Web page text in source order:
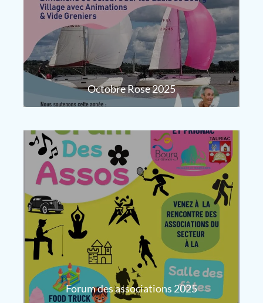
Octobre Rose 2025
Forum des associations 2025